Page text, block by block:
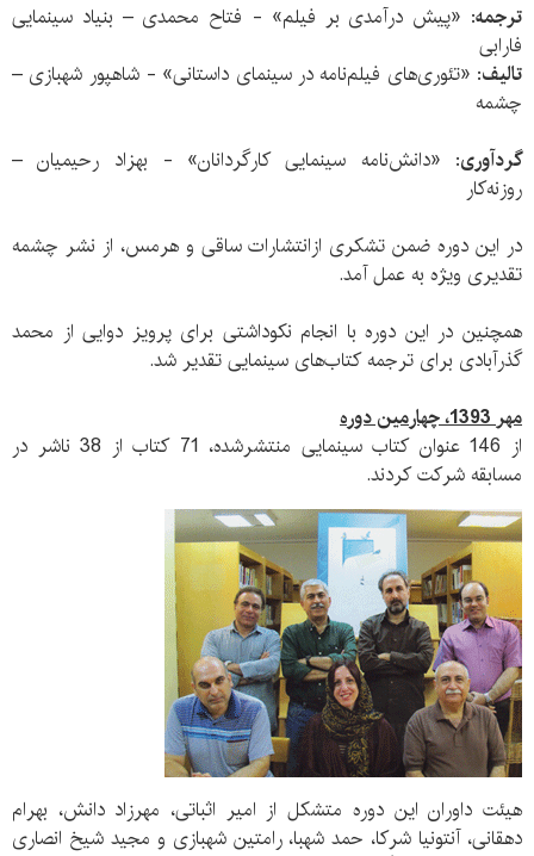
ترجمه: «پیش درآمدی بر فیلم» - فتاح محمدی – بنیاد سینمایی
فارابی
تالیف: «تئوری‌های فیلم‌نامه در سینمای داستانی» - شاهپور شهبازی –
چشمه
گردآوری: «دانش‌نامه سینمایی کارگردانان» - بهزاد رحیمیان –
روزنه‌کار
در این دوره ضمن تشکری ازانتشارات ساقی و هرمس، از نشر چشمه
تقدیری ویژه به عمل آمد.
همچنین در این دوره با انجام نکوداشتی برای پرویز دوایی از محمد
گذرآبادی برای ترجمه کتاب‌های سینمایی تقدیر شد.
مهر 1393، چهارمین دوره
از 146 عنوان کتاب سینمایی منتشرشده، 71 کتاب از 38 ناشر در
مسابقه شرکت کردند.
هیئت داوران این دوره متشکل از امیر اثباتی، مهرزاد دانش، بهرام
دهقانی، آنتونیا شرکا، حمد شهبا، رامتین شهبازی و مجید شیخ انصاری